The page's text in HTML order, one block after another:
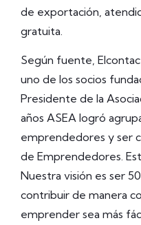
de exportación,
gratuita.
Según fuente,
uno de los socios
Presidente de la
años ASEA logró
emprendedores y ser
de Emprendedores.
Nuestra visión es ser
contribuir de manera
emprender sea más